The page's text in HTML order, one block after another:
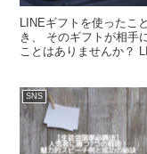
LINEギフトを使ったこ
き、 そのギフトが相手
ことはありませんか？
SNS